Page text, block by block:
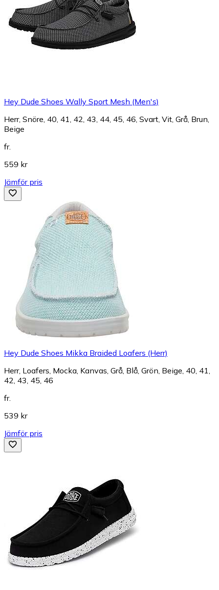
Hey Dude Shoes Wally Sport Mesh (Men's)
Herr, Snöre, 40, 41, 42, 43, 44, 45, 46, Svart, Vit, Grå, Brun,
Beige
fr.
559 kr
Jämför pris
Hey Dude Shoes Mikka Braided Loafers (Herr)
Herr, Loafers, Mocka, Kanvas, Grå, Blå, Grön, Beige, 40, 41,
42, 43, 45, 46
fr.
539 kr
Jämför pris